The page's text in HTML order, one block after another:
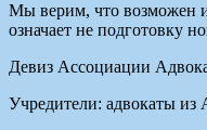
Мы верим, что возможен
означает не подготовку
Девиз Ассоциации
Учредители: адвокаты из